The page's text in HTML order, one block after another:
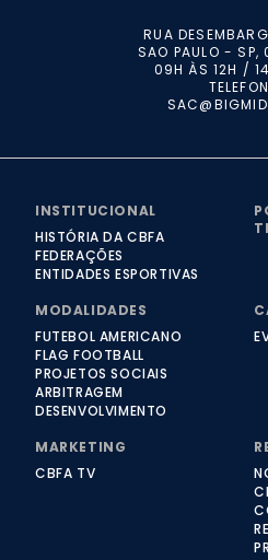
RUA
SAO PAULO -
09H ÀS 12H /
INSTITUCIONAL
HISTÓRIA DA CBFA
FEDERAÇÕES
ENTIDADES ESPORTIVAS
MODALIDADES
FUTEBOL AMERICANO
FLAG FOOTBALL
PROJETOS SOCIAIS
ARBITRAGEM
DESENVOLVIMENTO
MARKETING
CBFA TV